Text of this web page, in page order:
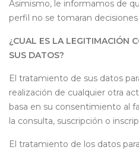
Asimismo, le informamos de
perfil no se tomaran
¿CUAL ES LA LEGITIMACIÓN
SUS DATOS?
El tratamiento de sus datos
realización de cualquier otra
basa en su consentimiento al
la consulta, suscripción o
El tratamiento de los datos